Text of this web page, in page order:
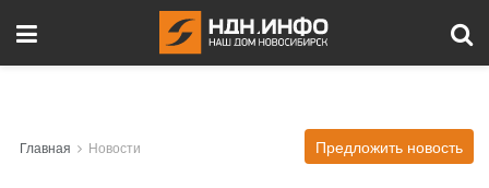
Главная Новости Предложить новость